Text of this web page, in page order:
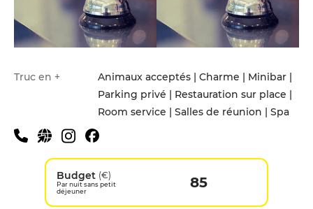
Truc en +
Animaux acceptés | Charme | Minibar |
Parking privé | Restauration sur place |
Room service | Salles de réunion | Spa
Budget (€)
Par nuit sans petit
déjeuner
85